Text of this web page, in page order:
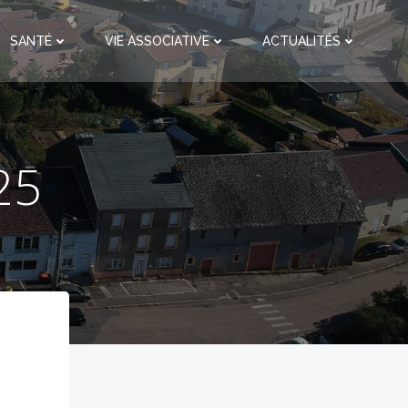
SANTÉ VIE ASSOCIATIVE ACTUALITÉS